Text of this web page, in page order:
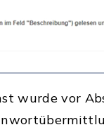
wurde vor